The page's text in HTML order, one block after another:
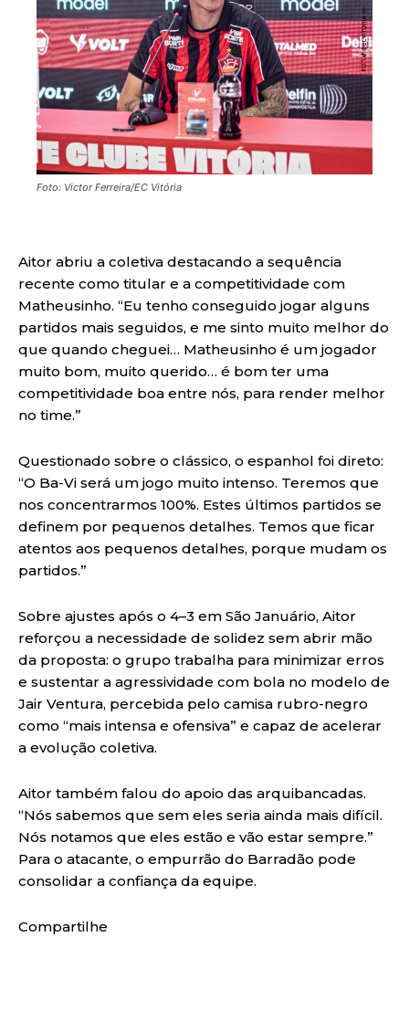
Foto: Victor Ferreira/EC Vitória
Aitor abriu a coletiva destacando a sequência
recente como titular e a competitividade com
Matheusinho. “Eu tenho conseguido jogar alguns
partidos mais seguidos, e me sinto muito melhor do
que quando cheguei… Matheusinho é um jogador
muito bom, muito querido… é bom ter uma
competitividade boa entre nós, para render melhor
no time.”
Questionado sobre o clássico, o espanhol foi direto:
“O Ba-Vi será um jogo muito intenso. Teremos que
nos concentrarmos 100%. Estes últimos partidos se
definem por pequenos detalhes. Temos que ficar
atentos aos pequenos detalhes, porque mudam os
partidos.”
Sobre ajustes após o 4–3 em São Januário, Aitor
reforçou a necessidade de solidez sem abrir mão
da proposta: o grupo trabalha para minimizar erros
e sustentar a agressividade com bola no modelo de
Jair Ventura, percebida pelo camisa rubro-negro
como “mais intensa e ofensiva” e capaz de acelerar
a evolução coletiva.
Aitor também falou do apoio das arquibancadas.
“Nós sabemos que sem eles seria ainda mais difícil.
Nós notamos que eles estão e vão estar sempre.”
Para o atacante, o empurrão do Barradão pode
consolidar a confiança da equipe.
Compartilhe